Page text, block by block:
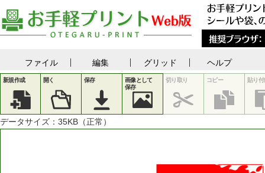
ファイル 編集 グリッド ヘルプ
新規作成 開く 保存
画像として
保存
切り取り コピー 貼り付
データサイズ： 35KB（正常）